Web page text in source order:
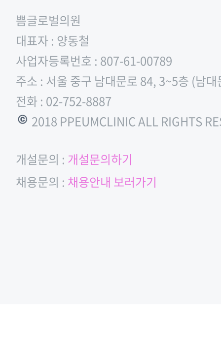
쁨글로벌의원
대표자 : 양동철
사업자등록번호 : 807-61-00789
주소 : 서울 중구 남대문로 84, 3~5층 (남
전화 : 02-752-8887
© 2018 PPEUMCLINIC ALL RIGHTS
개설문의 : 개설문의하기
채용문의 : 채용안내 보러가기